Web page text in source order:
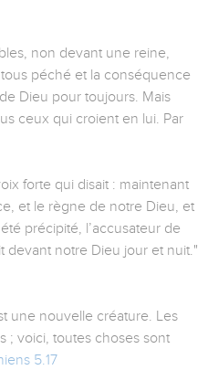
non devant une reine,
péché et la conséquence
Dieu pour toujours. Mais
ceux qui croient en lui. Par
forte qui disait : maintenant
et le règne de notre Dieu, et
précipité, l’accusateur de
devant notre Dieu jour et nuit."
une nouvelle créature. Les
; voici, toutes choses sont
5.17